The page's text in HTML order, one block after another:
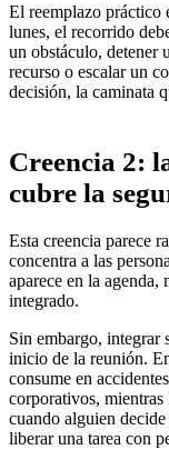
El reemplazo práctico
lunes, el recorrido
un obstáculo, detener
recurso o escalar un
decisión, la caminata
Creencia 2:
cubre la
Esta creencia parece
concentra a las
aparece en la agenda,
integrado.
Sin embargo, integrar
inicio de la reunión.
consume en
corporativos, mientras
cuando alguien
liberar una tarea con